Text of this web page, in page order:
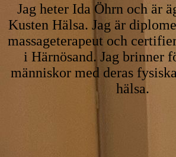
Jag heter Ida Öhrn och är
Kusten Hälsa. Jag är
massageterapeut och
i Härnösand. Jag brinner
människor med deras
hälsa.